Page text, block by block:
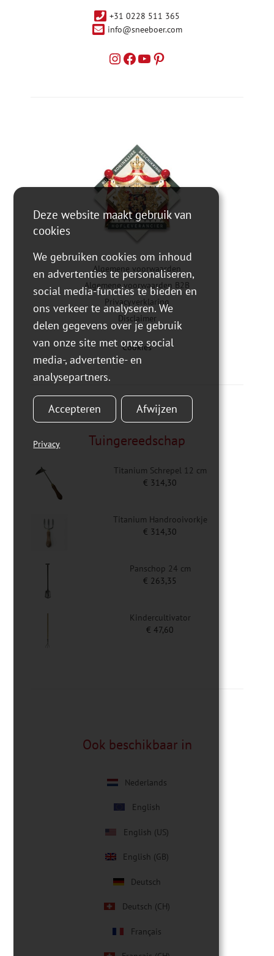
+31 0228 511 365
info@sneeboer.com
Algemene voorwaarden
Algemene voorwaarden B2B
Privacyverklaring
Disclaimer
Cookies
Tuingereedschap
Titanium Schrepel 12 cm
€ 314,30
Titanium Handrooivorkje
€ 314,30
Panschop 24 cm
€ 263,35
Kindercultivator
€ 47,60
Ook beschikbaar in
Nederlands
English
English (US)
English (GB)
Deutsch
Deutsch (CH)
Français
Deze website maakt gebruik van
cookies
We gebruiken cookies om inhoud
en advertenties te personaliseren,
social media-functies te bieden en
ons verkeer te analyseren. We
delen gegevens over je gebruik
van onze site met onze social
media-, advertentie- en
analysepartners.
Accepteren Afwijzen
Privacy